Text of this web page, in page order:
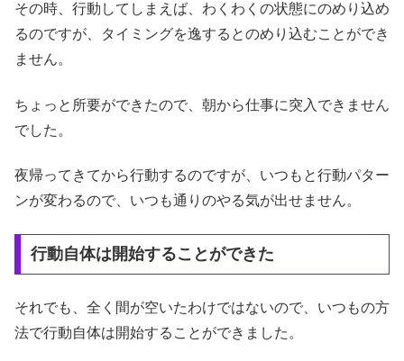
その時、行動してしまえば、わくわくの状態にのめり込め
るのですが、タイミングを逸するとのめり込むことができ
ません。
ちょっと所要ができたので、朝から仕事に突入できません
でした。
夜帰ってきてから行動するのですが、いつもと行動パター
ンが変わるので、いつも通りのやる気が出せません。
行動自体は開始することができた
それでも、全く間が空いたわけではないので、いつもの方
法で行動自体は開始することができました。